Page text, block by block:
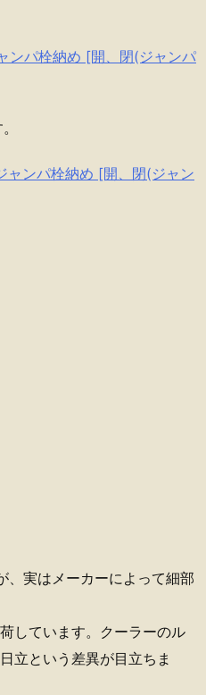
ンパ栓納め [開、閉(ジャンパ
ンパ栓納め [開、閉(ジャン
、実はメーカーによって細部
しています。クーラーのル
立という差異が目立ちま